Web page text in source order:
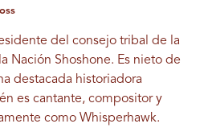
del consejo tribal de la
Nación Shoshone. Es nieto de
destacada historiadora
es cantante, compositor y
como Whisperhawk.